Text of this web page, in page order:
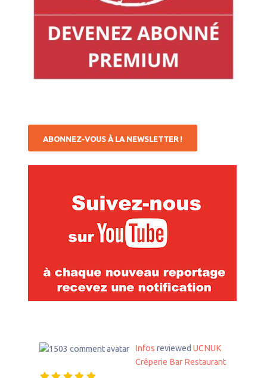
ABONNEZ-VOUS À LA NEWSLETTER !
Infos reviewed UCNUK
Crêperie Bar Restaurant